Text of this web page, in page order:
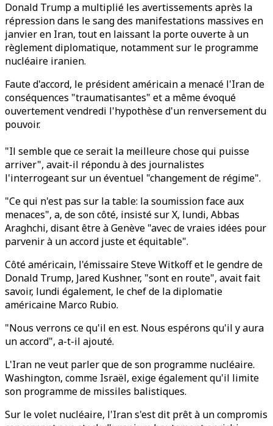
Donald Trump a multiplié les avertissements après la
répression dans le sang des manifestations massives en
janvier en Iran, tout en laissant la porte ouverte à un
règlement diplomatique, notamment sur le programme
nucléaire iranien.
Faute d'accord, le président américain a menacé l'Iran de
conséquences "traumatisantes" et a même évoqué
ouvertement vendredi l'hypothèse d'un renversement du
pouvoir.
"Il semble que ce serait la meilleure chose qui puisse
arriver", avait-il répondu à des journalistes
l'interrogeant sur un éventuel "changement de régime".
"Ce qui n'est pas sur la table: la soumission face aux
menaces", a, de son côté, insisté sur X, lundi, Abbas
Araghchi, disant être à Genève "avec de vraies idées pour
parvenir à un accord juste et équitable".
Côté américain, l'émissaire Steve Witkoff et le gendre de
Donald Trump, Jared Kushner, "sont en route", avait fait
savoir, lundi également, le chef de la diplomatie
américaine Marco Rubio.
"Nous verrons ce qu'il en est. Nous espérons qu'il y aura
un accord", a-t-il ajouté.
L'Iran ne veut parler que de son programme nucléaire.
Washington, comme Israël, exige également qu'il limite
son programme de missiles balistiques.
Sur le volet nucléaire, l'Iran s'est dit prêt à un compromis